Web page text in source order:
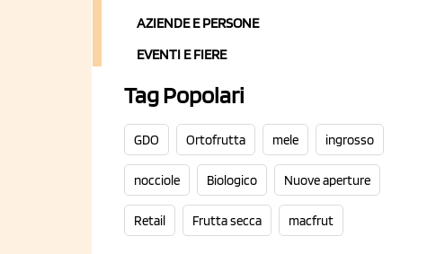
AZIENDE E PERSONE
EVENTI E FIERE
Tag Popolari
GDO Ortofrutta mele ingrosso
nocciole Biologico Nuove aperture
Retail Frutta secca macfrut